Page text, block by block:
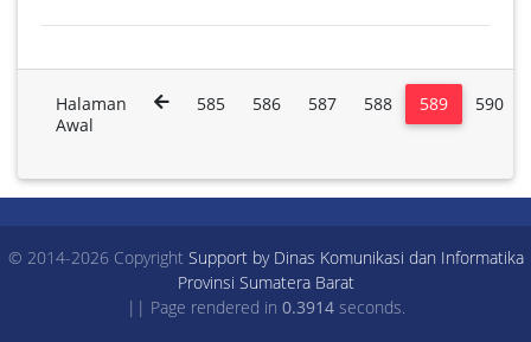
Halaman
Awal
585 586 587 588 589 590
© 2014-2026 Copyright Support by Dinas Komunikasi dan Informatika
Provinsi Sumatera Barat
|| Page rendered in 0.3914seconds.